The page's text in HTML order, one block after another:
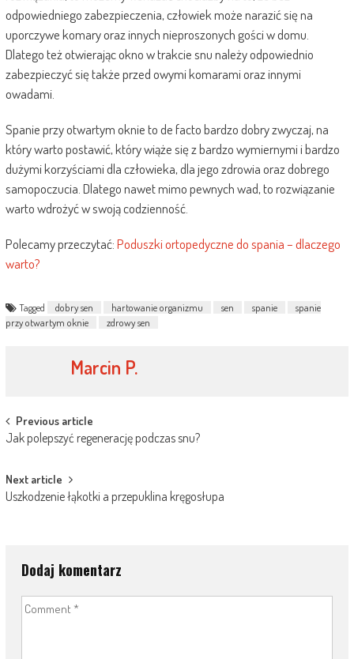
odpowiedniego zabezpieczenia, człowiek może narazić się na
uporczywe komary oraz innych nieproszonych gości w domu.
Dlatego też otwierając okno w trakcie snu należy odpowiednio
zabezpieczyć się także przed owymi komarami oraz innymi
owadami.
Spanie przy otwartym oknie to de facto bardzo dobry zwyczaj, na
który warto postawić, który wiąże się z bardzo wymiernymi i bardzo
dużymi korzyściami dla człowieka, dla jego zdrowia oraz dobrego
samopoczucia. Dlatego nawet mimo pewnych wad, to rozwiązanie
warto wdrożyć w swoją codzienność.
Polecamy przeczytać:Poduszki ortopedyczne do spania – dlaczego
warto?
Tagged dobry sen hartowanie organizmu sen spanie
spanie
przy otwartym oknie
zdrowy sen
Marcin P.
Post
navigation
Previous article
Jak polepszyć regenerację podczas snu?
Next article
Uszkodzenie łąkotki a przepuklina kręgosłupa
Dodaj komentarz